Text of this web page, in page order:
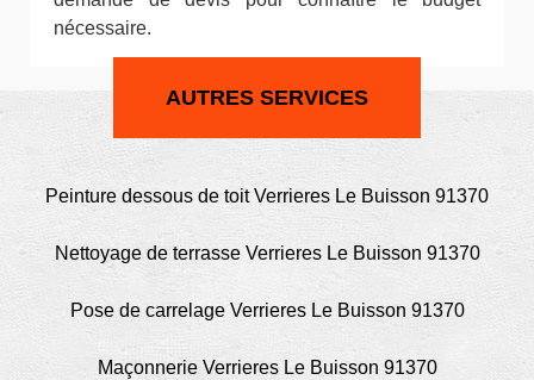
nécessaire.
AUTRES SERVICES
Peinture dessous de toit Verrieres Le Buisson 91370
Nettoyage de terrasse Verrieres Le Buisson 91370
Pose de carrelage Verrieres Le Buisson 91370
Maçonnerie Verrieres Le Buisson 91370